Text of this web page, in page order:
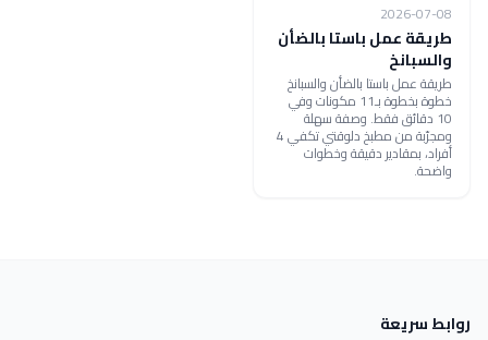
2026-07-08
طريقة عمل باستا بالضأن
والسبانخ
طريقة عمل باستا بالضأن والسبانخ
خطوة بخطوة بـ11 مكونات وفي
10 دقائق فقط. وصفة سهلة
ومجرّبة من مطبخ دلوقتي تكفي 4
أفراد، بمقادير دقيقة وخطوات
واضحة.
روابط سريعة